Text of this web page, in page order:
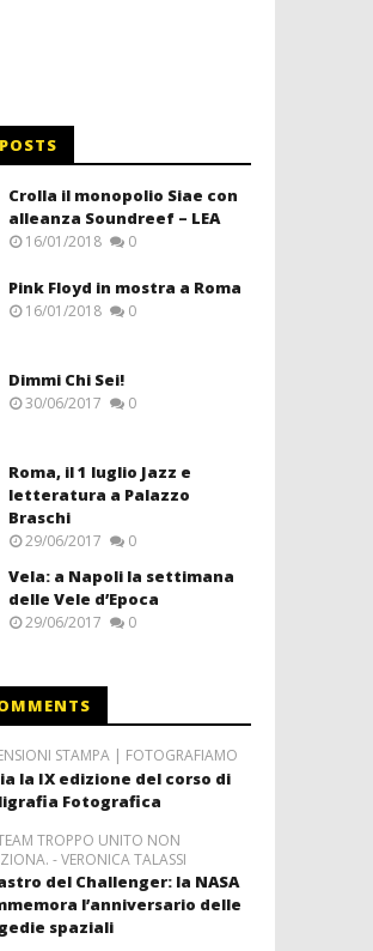
Crolla il monopolio Siae con
alleanza Soundreef – LEA
16/01/2018 0
Pink Floyd in mostra a Roma
16/01/2018 0
Dimmi Chi Sei!
30/06/2017 0
Roma, il 1 luglio Jazz e
letteratura a Palazzo
Braschi
29/06/2017 0
Vela: a Napoli la settimana
delle Vele d’Epoca
29/06/2017 0
STAMPA | FOTOGRAFIAMO
la IX edizione del corso di
Fotografica
TROPPO UNITO NON
- VERONICA TALASSI
del Challenger: la NASA
l’anniversario delle
spaziali